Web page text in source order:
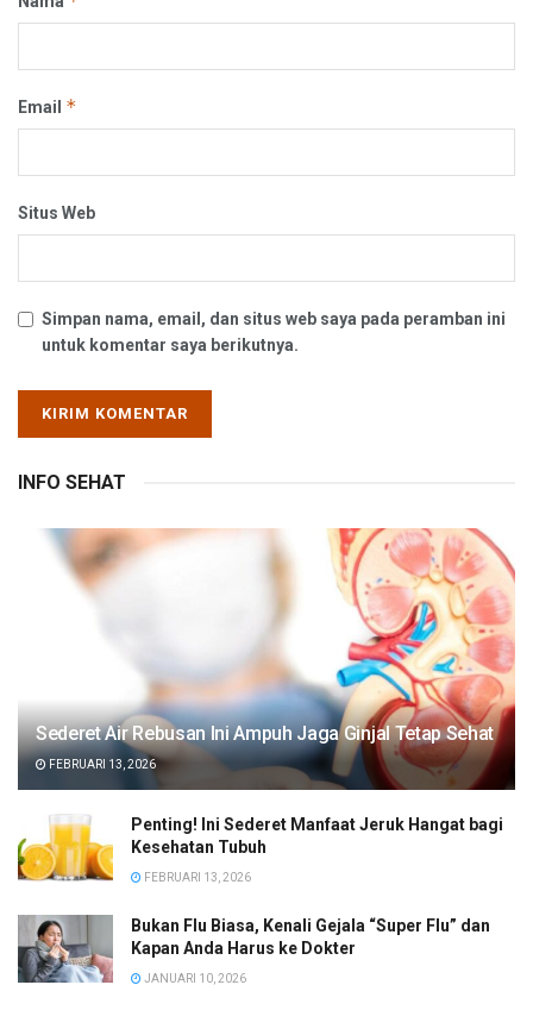
Email *
Situs Web
Simpan nama, email, dan situs web saya pada peramban ini
untuk komentar saya berikutnya.
INFO SEHAT
Sederet Air Rebusan Ini Ampuh Jaga Ginjal Tetap Sehat
FEBRUARI 13, 2026
Penting! Ini Sederet Manfaat Jeruk Hangat bagi
Kesehatan Tubuh
FEBRUARI 13, 2026
Bukan Flu Biasa, Kenali Gejala “Super Flu” dan
Kapan Anda Harus ke Dokter
JANUARI 10, 2026